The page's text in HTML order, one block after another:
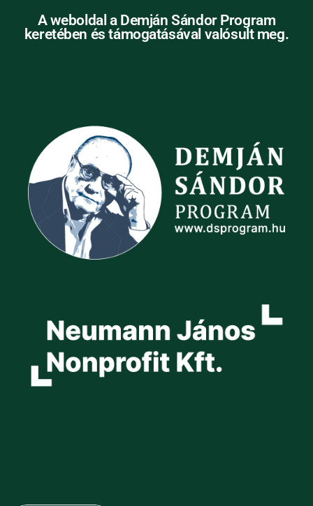
A weboldal a Demján Sándor Program
keretében és támogatásával valósult meg.